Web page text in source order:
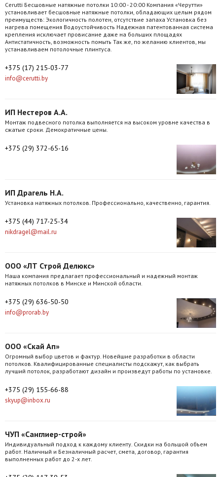
Cerutti Бесшовные натяжные потолки 10:00 - 20:00 Компания «Черутти»
установливает бесшовные натяжные потолки, обладающих целым рядом
преимуществ: Экологичность полотен, отсутствие запаха Установка без
нагрева помещения Водоустойчивость Надежная патентованная система
крепления исключает провисание даже на больших площадях
Антистатичность, возможность помыть Так же, по желанию клиентов, мы
устанавливаем потолочные плинтуса.
+375 (17) 215-03-77
info@cerutti.by
ИП Нестеров А.А.
Монтаж подвесного потолка выполняется на высоком уровне качества в
сжатые сроки. Демократичные цены.
+375 (29) 372-65-16
ИП Драгель Н.А.
Установка натяжных потолков. Профессионально, качественно, гарантия.
+375 (44) 717-25-34
nikdragel@mail.ru
ООО «ЛТ Строй Делюкс»
Наша компания предлагает профессиональный и надежный монтаж
натяжных потолков в Минске и Минской области.
+375 (29) 636-50-50
info@prorab.by
ООО «Скай Ап»
Огромный выбор цветов и фактур. Новейшие разработки в области
потолков. Квалифицированные специалисты подскажут, как выбрать
лучший потолок, разработают дизайн и произведут работы по установке.
+375 (29) 155-66-88
skyup@inbox.ru
ЧУП «Санглиер-строй»
Индивидуальный подход к каждому клиенту. Скидки на большой объем
работ. Наличный и Безналичный расчет, смета, договор, гарантия
выполненных работ до 2-х лет.